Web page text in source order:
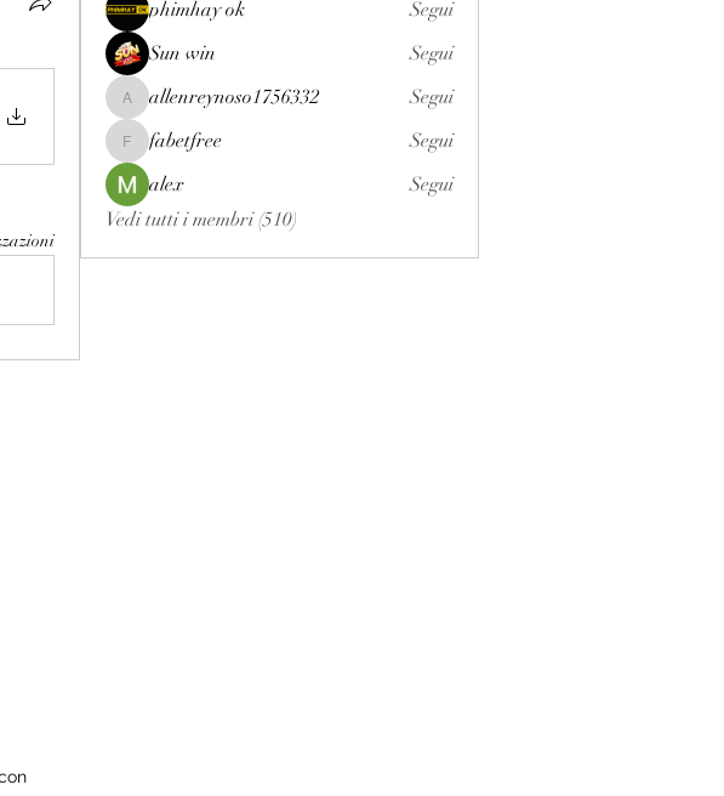
phimhay ok
Segui
Sun win
Segui
allenreynoso1756332
allenreynoso1756332 Segui
fabetfree
fabetfree
Segui
alex
Segui
Vedi tutti i membri (510)